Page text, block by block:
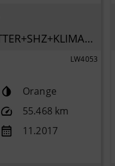
passion+PANO+ALLWETTER+SHZ+KLIMAAUTO+BLUETOOTH+PDC+
LW4053
Orange
55.468 km
11.2017